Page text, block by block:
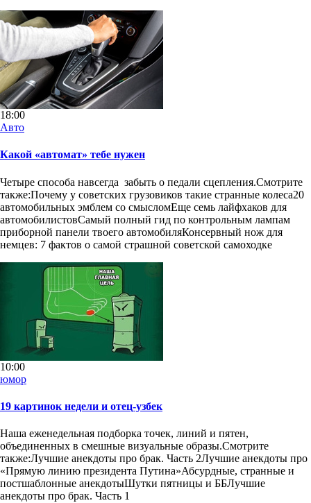
18:00
Авто
Какой «автомат» тебе нужен
Четыре способа навсегда забыть о педали сцепления.Смотрите
также:Почему у советских грузовиков такие странные колеса20
автомобильных эмблем со смысломЕще семь лайфхаков для
автомобилистовСамый полный гид по контрольным лампам
приборной панели твоего автомобиляКонсервный нож для
немцев: 7 фактов о самой страшной советской самоходке
10:00
юмор
19 картинок недели и отец-узбек
Наша еженедельная подборка точек, линий и пятен,
объединенных в смешные визуальные образы.Смотрите
также:Лучшие анекдоты про брак. Часть 2Лучшие анекдоты про
«Прямую линию президента Путина»Абсурдные, странные и
постшаблонные анекдотыШутки пятницы и ББЛучшие
анекдоты про брак. Часть 1